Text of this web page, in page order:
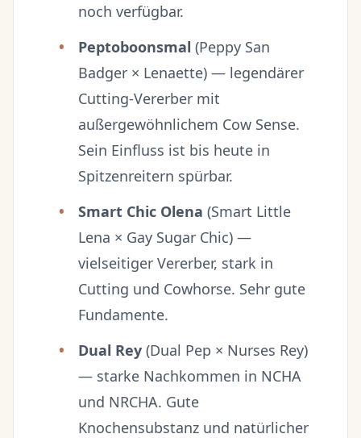
noch verfügbar.
Peptoboonsmal (Peppy San
Badger × Lenaette) — legendärer
Cutting-Vererber mit
außergewöhnlichem Cow Sense.
Sein Einfluss ist bis heute in
Spitzenreitern spürbar.
Smart Chic Olena (Smart Little
Lena × Gay Sugar Chic) —
vielseitiger Vererber, stark in
Cutting und Cowhorse. Sehr gute
Fundamente.
Dual Rey (Dual Pep × Nurses Rey)
— starke Nachkommen in NCHA
und NRCHA. Gute
Knochensubstanz und natürlicher